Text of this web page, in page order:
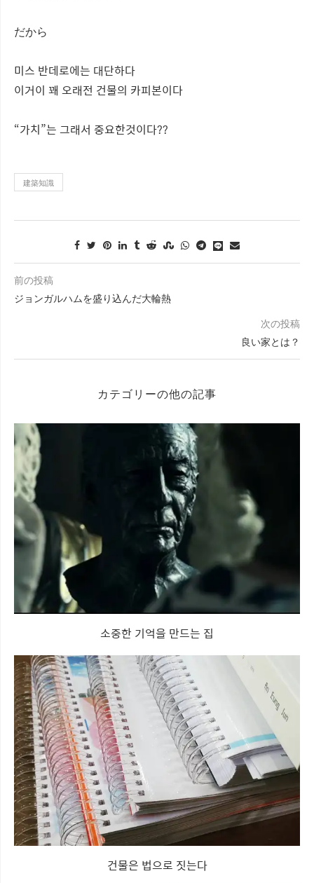
だから
미스 반데로에는 대단하다
이거이 꽤 오래전 건물의 카피본이다
“가치”는 그래서 중요한것이다??
建築知識
前の投稿
ジョンガルハムを盛り込んだ大輪熱
次の投稿
良い家とは？
カテゴリーの他の記事
소중한 기억을 만드는 집
건물은 법으로 짓는다